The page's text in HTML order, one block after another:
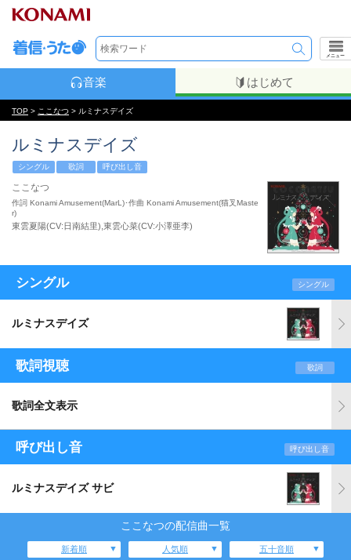
メニュー
音楽 はじめて
TOP > ここなつ > ルミナスデイズ
ルミナスデイズ
シングル 歌詞 呼び出し音
ここなつ
作詞 Konami Amusement(MarL)･作曲 Konami Amusement(猫叉Maste
r)
東雲夏陽(CV:日南結里),東雲心菜(CV:小澤亜李)
シングル シングル
ルミナスデイズ
歌詞視聴 歌詞
歌詞全文表示
呼び出し音 呼び出し音
ルミナスデイズ サビ
ここなつの配信曲一覧
新着順 人気順 五十音順